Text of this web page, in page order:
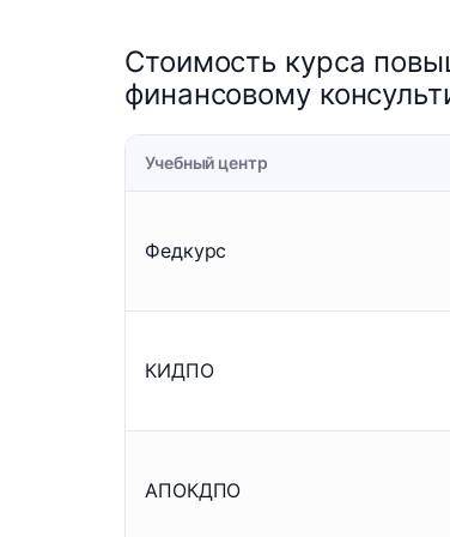
Стоимость курса
финансовому
Учебный центр
Федкурс
КИДПО
АПОКДПО